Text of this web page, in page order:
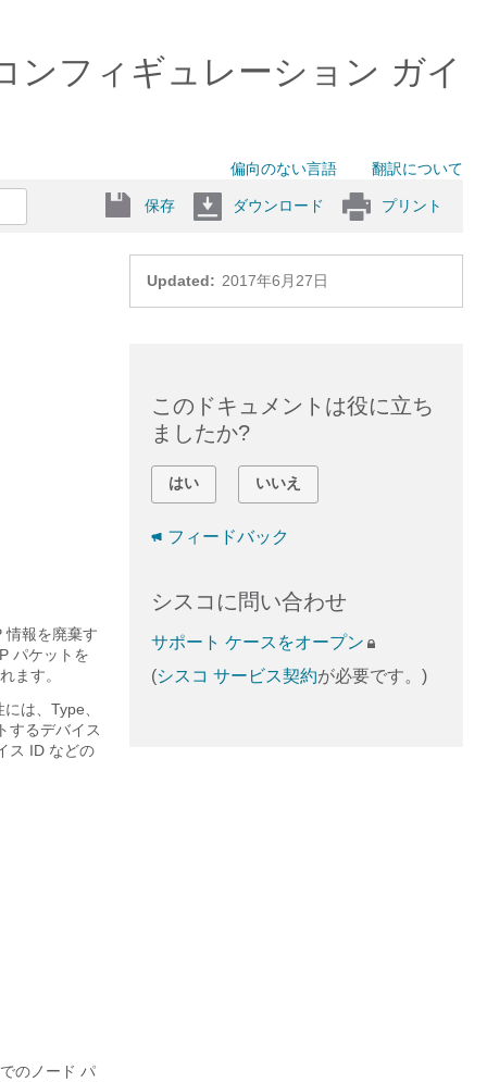
ンフィギュレーション ガイ
偏向のない言語 翻訳について
保存 ダウンロード プリント
Updated: 2017年6月27日
情報を廃棄す
パケットを
ます。
は、Type、
するデバイス
ス ID などの
のノード パ
このドキュメントは役に立ち
ましたか?
はい いいえ
フィードバック
シスコに問い合わせ
サポート ケースをオープン
(シスコ サービス契約が必要です。)